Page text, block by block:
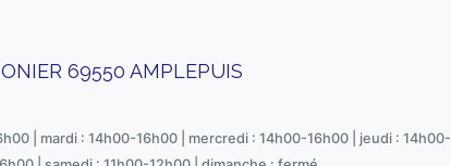
69550 AMPLEPUIS
| mardi : 14h00-16h00 | mercredi : 14h00-16h00 | jeudi : 14h00-